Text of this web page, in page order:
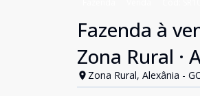
Fazenda à
Zona Rural ·
Zona Rural, Alexânia -